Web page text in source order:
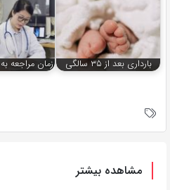
بارداری بعد از ۳۵ سالگی زمان مراجعه
مشاهده بیشتر